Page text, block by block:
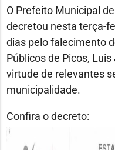
O Prefeito Municipal
decretou nesta terça-
dias pelo falecimento
Públicos de Picos,
virtude de relevantes
municipalidade.
Confira o decreto: